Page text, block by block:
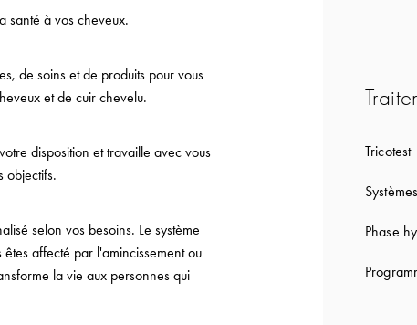
santé à vos cheveux.
de soins et de produits pour vous
et de cuir chevelu.
disposition et travaille avec vous
objectifs.
selon vos besoins. Le système
affecté par l'amincissement ou
la vie aux personnes qui
Tricotest
Phase